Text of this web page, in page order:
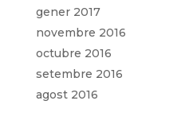
gener 2017
novembre 2016
octubre 2016
setembre 2016
agost 2016